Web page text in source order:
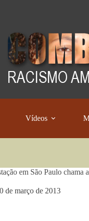
Vídeos
em São Paulo chama
de março de 2013